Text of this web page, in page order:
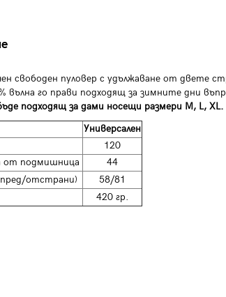
свободен пуловер с удължаване от двете
вълна го прави подходящ за зимните дни
подходящ за дами носещи размери M, L, XL.
Универсален
120
от подмишница
44
отстрани)
58/81
420 гр.